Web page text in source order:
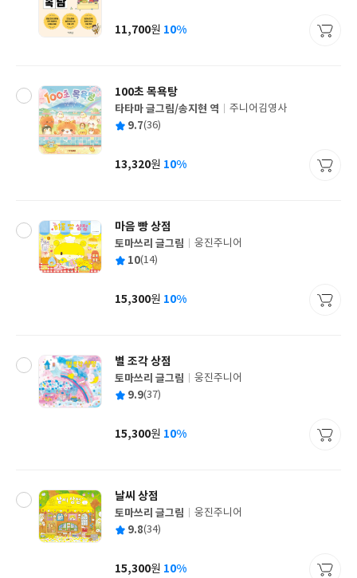
사
가
11,700원 10%
100초 목욕탕
글
쓴
타타마 글그림/송지현 역
출
사
주니어김영사
평 9.7(36)
가
13,320원 10%
마음 빵 상점
글
쓴
토마쓰리 글그림
출
사
웅진주니어
평 10(14)
가
15,300원 10%
별 조각 상점
글
쓴
토마쓰리 글그림
출
사
웅진주니어
평 9.9(37)
가
15,300원 10%
날씨 상점
글
쓴
토마쓰리 글그림
출
사
웅진주니어
평 9.8(34)
15,300원 10%